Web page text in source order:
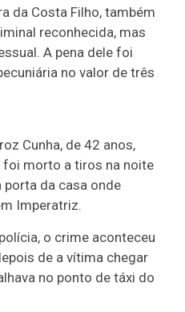
da Costa Filho, também
reconhecida, mas
A pena dele foi
no valor de três
Cunha, de 42 anos,
foi morto a tiros na noite
porta da casa onde
Imperatriz.
o crime aconteceu
de a vítima chegar
no ponto de táxi do